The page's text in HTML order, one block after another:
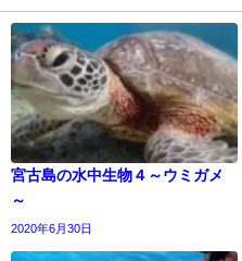
宮古島の水中生物４～ウミガメ
～
2020年6月30日